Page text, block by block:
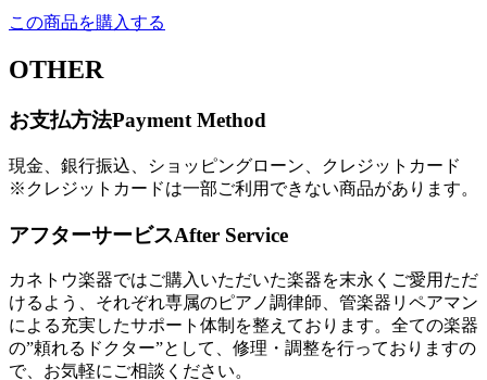
この商品を購入する
OTHER
お支払方法Payment Method
現金、銀行振込、ショッピングローン、クレジットカード
※クレジットカードは一部ご利用できない商品があります。
アフターサービスAfter Service
カネトウ楽器ではご購入いただいた楽器を末永くご愛用ただ
けるよう、それぞれ専属のピアノ調律師、管楽器リペアマン
による充実したサポート体制を整えております。全ての楽器
の”頼れるドクター”として、修理・調整を行っておりますの
で、お気軽にご相談ください。